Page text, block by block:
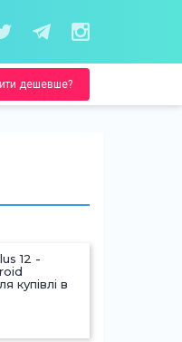
дешевше?
12 -
купівлі в